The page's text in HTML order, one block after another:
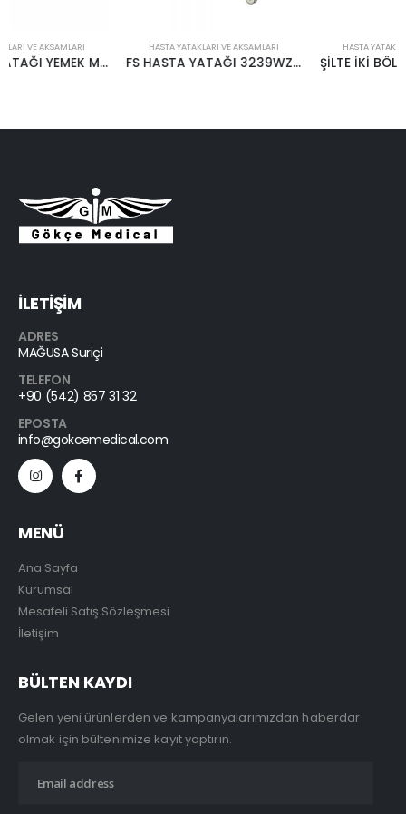
HASTA YATAKLARI VE AKSAMLARI
FS HASTA YATAĞI 3239WZF4
HASTA YATAKLARI VE AKSAMLARI
ŞİLTE İKİ BÖLMELİ E-159 VE E-160 ERPA
İLETİŞİM
ADRES
MAĞUSA Suriçi
TELEFON
+90 (542) 857 31 32
EPOSTA
info@gokcemedical.com
MENÜ
Ana Sayfa
Kurumsal
Mesafeli Satış Sözleşmesi
İletişim
BÜLTEN KAYDI
Gelen yeni ürünlerden ve kampanyalarımızdan haberdar
olmak için bültenimize kayıt yaptırın.